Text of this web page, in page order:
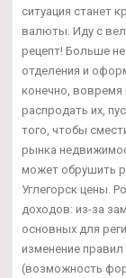
ситуация станет
валюты. Иду с
рецепт! Больше
отделения и
конечно, вовремя
распродать их,
того, чтобы
рынка
может обрушить
Углегорск цены.
доходов: из-за
основных для
изменение правил
(возможность